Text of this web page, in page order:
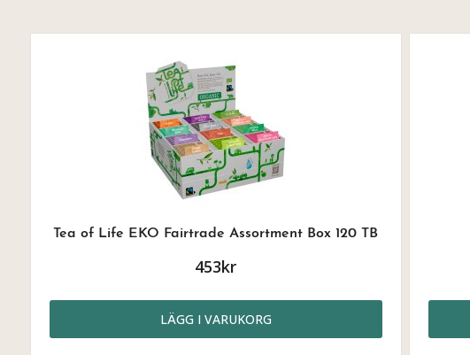
Tea of Life EKO Fairtrade Assortment Box 120 TB
453kr
LÄGG I VARUKORG